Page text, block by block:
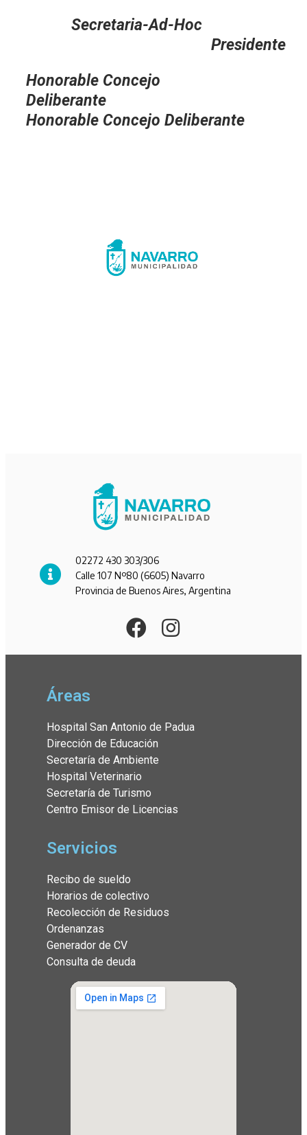
Secretaria-Ad-Hoc
Presidente
Honorable Concejo
Deliberante
Honorable Concejo Deliberante
02272 430 303/306
Calle 107 Nº80 (6605) Navarro
Provincia de Buenos Aires, Argentina
Áreas
Hospital San Antonio de Padua
Dirección de Educación
Secretaría de Ambiente
Hospital Veterinario
Secretaría de Turismo
Centro Emisor de Licencias
Servicios
Recibo de sueldo
Horarios de colectivo
Recolección de Residuos
Ordenanzas
Generador de CV
Consulta de deuda